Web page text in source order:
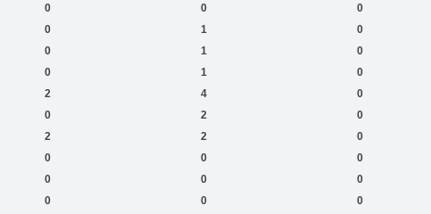
0 0
0
0 1
0
0 1
0
0 1
0
2 4
0
0 2
0
2 2
0
0 0
0
0 0
0
0 0
0